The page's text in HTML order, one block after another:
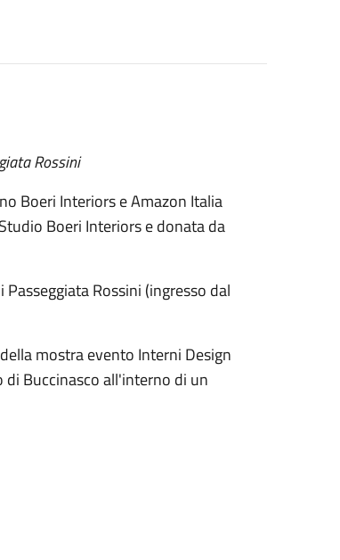
Rossini
Boeri Interiors e Amazon Italia
Boeri Interiors e donata da
Rossini (ingresso dal
mostra evento Interni Design
Buccinasco all'interno di un